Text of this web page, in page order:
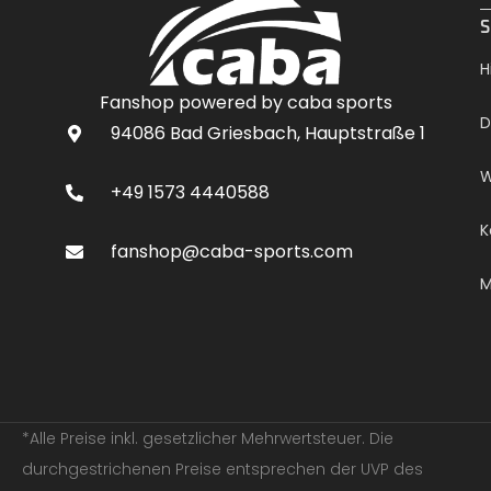
Fanshop powered by caba sports
94086 Bad Griesbach, Hauptstraße 1
+49 1573 4440588
fanshop@caba-sports.com
*Alle Preise inkl. gesetzlicher Mehrwertsteuer. Die
durchgestrichenen Preise entsprechen der UVP des